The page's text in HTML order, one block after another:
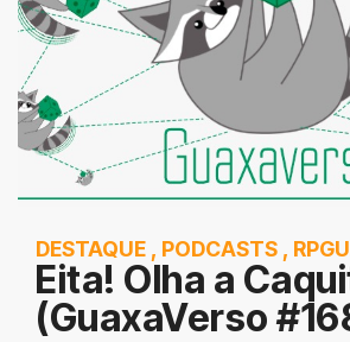
DESTAQUE , PODCASTS ,
Eita! Olha a
(GuaxaVerso